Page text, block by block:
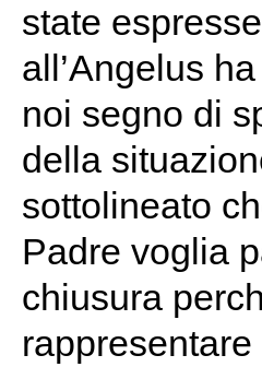
state
all’Angelus
noi segno di
della
sottolineato
Padre voglia
chiusura